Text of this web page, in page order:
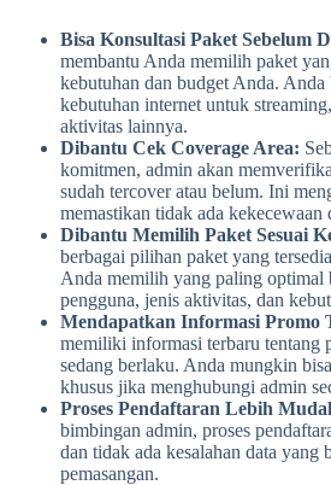
Bisa Konsultasi Paket Sebelum
membantu Anda memilih paket
kebutuhan dan budget Anda. Anda
kebutuhan internet untuk
aktivitas lainnya.
Dibantu Cek Coverage Area:
komitmen, admin akan
sudah tercover atau belum. Ini
memastikan tidak ada kekecewaan
Dibantu Memilih Paket Sesuai
berbagai pilihan paket yang
Anda memilih yang paling optimal
pengguna, jenis aktivitas, dan
Mendapatkan Informasi Promo
memiliki informasi terbaru tentang
sedang berlaku. Anda mungkin
khusus jika menghubungi admin
Proses Pendaftaran Lebih
bimbingan admin, proses
dan tidak ada kesalahan data yang
pemasangan.